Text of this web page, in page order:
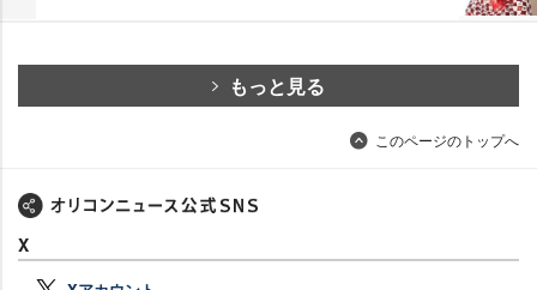
もっと見る
このページのトップへ
X